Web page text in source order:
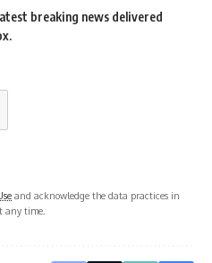
breaking news delivered
and acknowledge the data practices in
any time.